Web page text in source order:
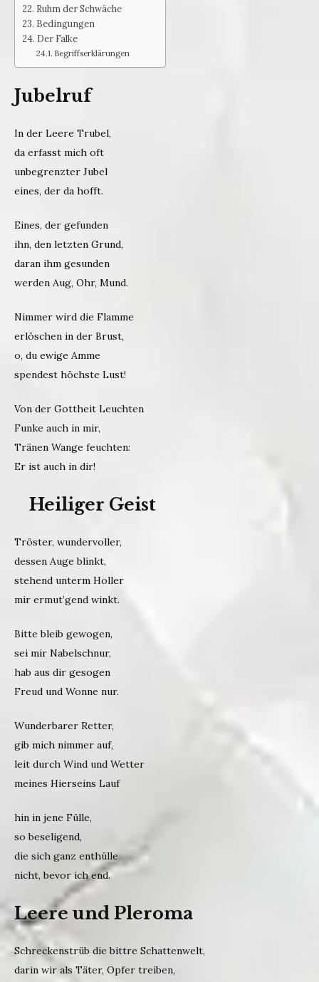
Ruhm der Schwäche
Bedingungen
Der Falke
Begriffserklärungen
Jubelruf
In der Leere Trubel,
da erfasst mich oft
unbegrenzter Jubel
eines, der da hofft.
Eines, der gefunden
ihn, den letzten Grund,
daran ihm gesunden
werden Aug, Ohr, Mund.
Nimmer wird die Flamme
erlöschen in der Brust,
o, du ewige Amme
spendest höchste Lust!
Von der Gottheit Leuchten
Funke auch in mir,
Tränen Wange feuchten:
Er ist auch in dir!
Heiliger Geist
Tröster, wundervoller,
dessen Auge blinkt,
stehend unterm Holler
mir ermut’gend winkt.
Bitte bleib gewogen,
sei mir Nabelschnur,
hab aus dir gesogen
Freud und Wonne nur.
Wunderbarer Retter,
gib mich nimmer auf,
leit durch Wind und Wetter
meines Hierseins Lauf
hin in jene Fülle,
so beseligend,
die sich ganz enthülle
nicht, bevor ich end.
Leere und Pleroma
Schreckenstrüb die bittre Schattenwelt,
darin wir als Täter, Opfer treiben,